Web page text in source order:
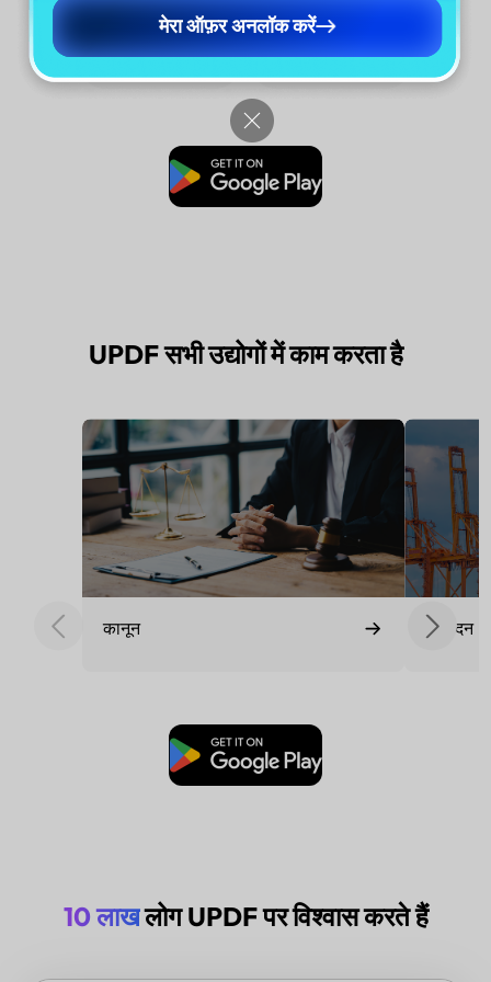
Fill and Sign
मुफ्त डाउनलोड
UPDF सभी उद्योगों में काम करता है
मुफ्त डाउनलोड
10 लाखलोग UPDF पर विश्वास करते हैं
मेरा ऑफ़र अनलॉक करें